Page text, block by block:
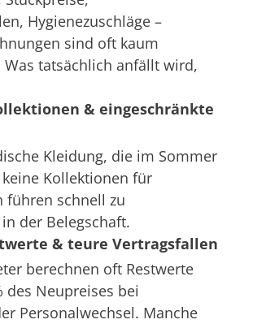
Hygienezuschläge –
sind oft kaum
tatsächlich anfällt wird,
& eingeschränkte
Kleidung, die im Sommer
Kollektionen für
führen schnell zu
der Belegschaft.
& teure Vertragsfallen
berechnen oft Restwerte
des Neupreises bei
Personalwechsel. Manche